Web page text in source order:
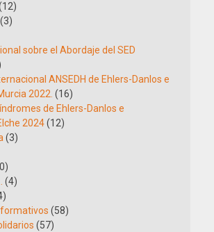
(3)
sobre el Abordaje del SED
ANSEDH de Ehlers-Danlos e
2022. (16)
de Ehlers-Danlos e
2024(12)
(3)
(4)
(58)
(57)